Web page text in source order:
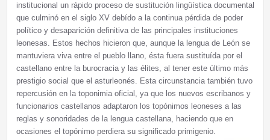
institucional un rápido proceso de sustitución lingüística documental
que culminó en el siglo XV debído a la continua pérdida de poder
político y desaparición definitiva de las principales instituciones
leonesas. Estos hechos hicieron que, aunque la lengua de León se
mantuviera viva entre el pueblo llano, ésta fuera sustituída por el
castellano entre la burocracia y las élites, al tener este último más
prestigio social que el asturleonés. Esta circunstancia también tuvo
repercusión en la toponimia oficial, ya que los nuevos escribanos y
funcionarios castellanos adaptaron los topónimos leoneses a las
reglas y sonoridades de la lengua castellana, haciendo que en
ocasiones el topónimo perdiera su significado primigenio.